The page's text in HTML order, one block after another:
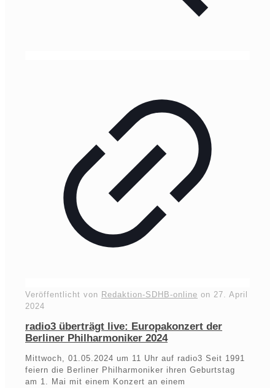
Veröffentlicht von Redaktion-SDHB-online on 27. April
2024
radio3 überträgt live: Europakonzert der
Berliner Philharmoniker 2024
Mittwoch, 01.05.2024 um 11 Uhr auf radio3 Seit 1991
feiern die Berliner Philharmoniker ihren Geburtstag
am 1. Mai mit einem Konzert an einem